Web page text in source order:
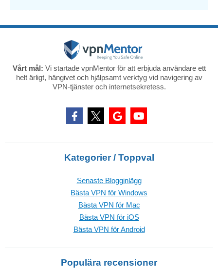
Vårt mål: Vi startade vpnMentor för att erbjuda användare ett
helt ärligt, hängivet och hjälpsamt verktyg vid navigering av
VPN-tjänster och internetsekretess.
Kategorier / Toppval
Senaste Blogginlägg
Bästa VPN för Windows
Bästa VPN för Mac
Bästa VPN för iOS
Bästa VPN för Android
Populära recensioner